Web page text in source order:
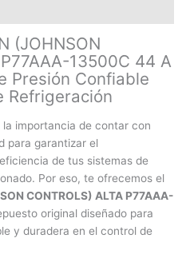
(JOHNSON
13500C 44 A
Presión Confiable
Refrigeración
importancia de contar con
para garantizar el
de tus sistemas de
Por eso, te ofrecemos el
CONTROLS) ALTA P77AAA-
original diseñado para
y duradera en el control de